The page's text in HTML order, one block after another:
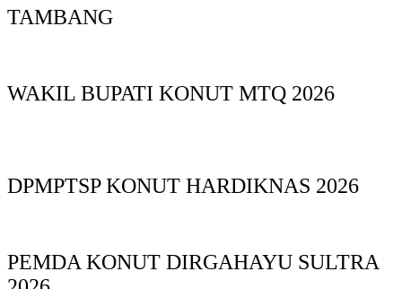
TAMBANG
WAKIL BUPATI KONUT MTQ 2026
DPMPTSP KONUT HARDIKNAS 2026
PEMDA KONUT DIRGAHAYU SULTRA